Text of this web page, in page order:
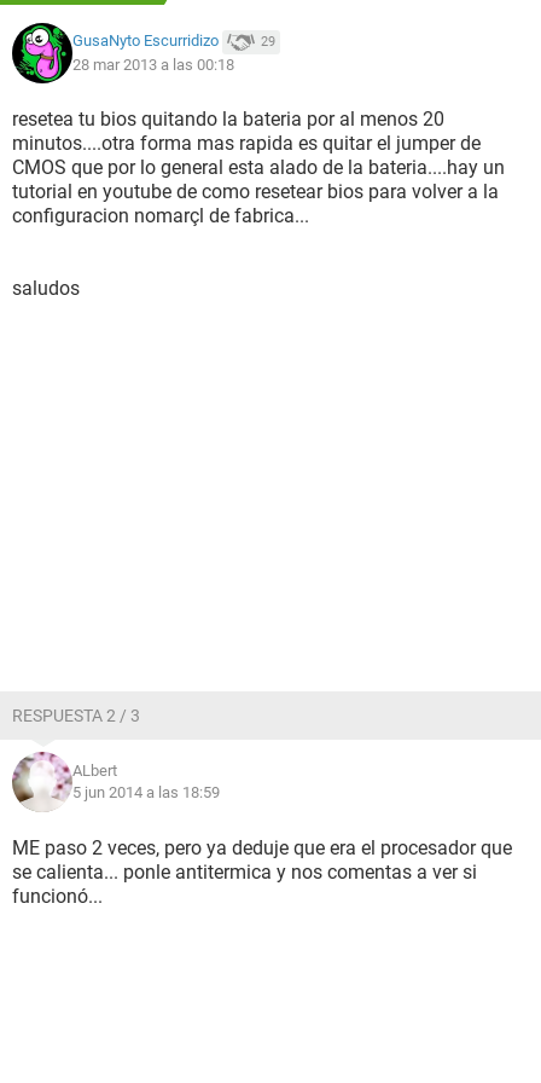
GusaNyto Escurridizo 29
28 mar 2013 a las 00:18
resetea tu bios quitando la bateria por al menos 20
minutos....otra forma mas rapida es quitar el jumper de
CMOS que por lo general esta alado de la bateria....hay un
tutorial en youtube de como resetear bios para volver a la
configuracion nomarçl de fabrica...
saludos
RESPUESTA 2 / 3
ALbert
5 jun 2014 a las 18:59
ME paso 2 veces, pero ya deduje que era el procesador que
se calienta... ponle antitermica y nos comentas a ver si
funcionó...